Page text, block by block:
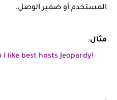
المستخدم أو ضمير الوصل.
مثال:
I like best hosts Jeopardy!